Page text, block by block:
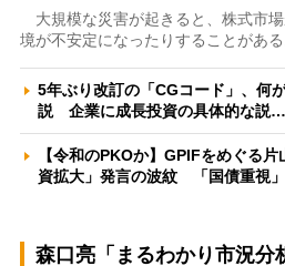
大規模な災害が起きると、株式市
境が不安定になったりすることがあ
5年ぶり改訂の「CGコード」、何
説 企業に成長投資の具体的な説…
【令和のPKOか】GPIFをめぐる
資拡大」発言の波紋 「国債重視
森口亮「まるわかり市況分